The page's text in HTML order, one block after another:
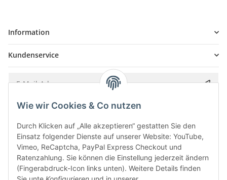
Information
Kundenservice
Bitte senden Sie mir entsprechend IhrerDatenschutzerklärung
Wie wir Cookies & Co nutzen
Durch Klicken auf „Alle akzeptieren“ gestatten Sie den
Einsatz folgender Dienste auf unserer Website: YouTube,
Vimeo, ReCaptcha, PayPal Express Checkout und
Ratenzahlung. Sie können die Einstellung jederzeit ändern
(Fingerabdruck-Icon links unten). Weitere Details finden